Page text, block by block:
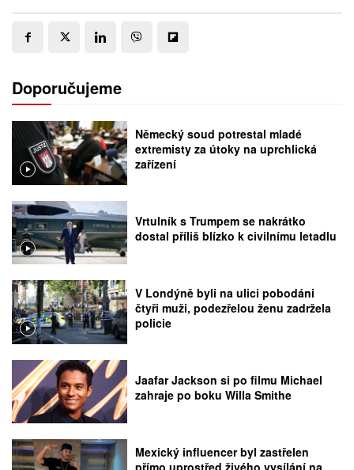
Doporučujeme
Německý soud potrestal mladé
extremisty za útoky na uprchlická
zařízení
Vrtulník s Trumpem se nakrátko
dostal příliš blízko k civilnímu letadlu
V Londýně byli na ulici pobodáni
čtyři muži, podezřelou ženu zadržela
policie
Jaafar Jackson si po filmu Michael
zahraje po boku Willa Smithe
Mexický influencer byl zastřelen
přímo uprostřed živého vysílání na